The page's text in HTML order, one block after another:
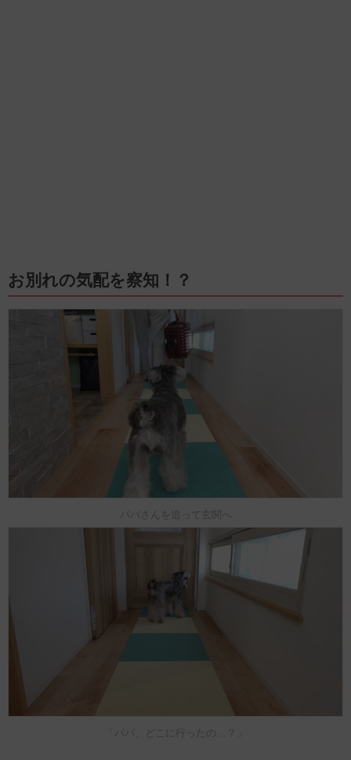
お別れの気配を察知！？
パパさんを追って玄関へ
「パパ、どこに行ったの…？」